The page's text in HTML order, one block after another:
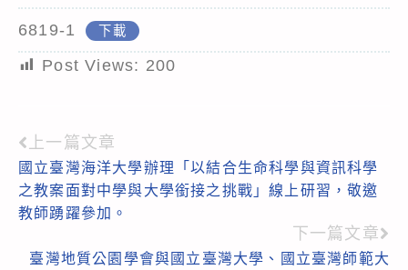
6819-1 下載
Post Views: 200
Read
more
articles
上一篇文章
國立臺灣海洋大學辦理「以結合生命科學與資訊科學
之教案面對中學與大學銜接之挑戰」線上研習，敬邀
教師踴躍參加。
下一篇文章
臺灣地質公園學會與國立臺灣大學、國立臺灣師範大